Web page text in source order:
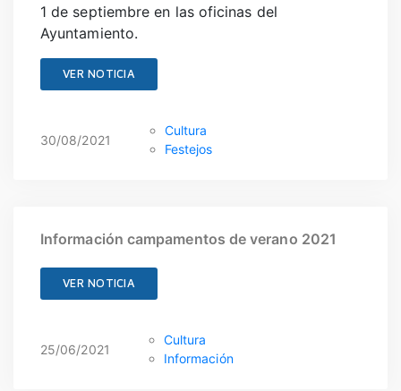
1 de septiembre en las oficinas del
Ayuntamiento.
VER NOTICIA
30/08/2021
Cultura
Festejos
Información campamentos de verano 2021
VER NOTICIA
25/06/2021
Cultura
Información